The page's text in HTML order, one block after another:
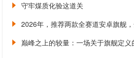
守牢煤质化验这道关
2026年，推荐两款全赛道安卓旗舰
巅峰之上的较量：一场关于旗舰定义